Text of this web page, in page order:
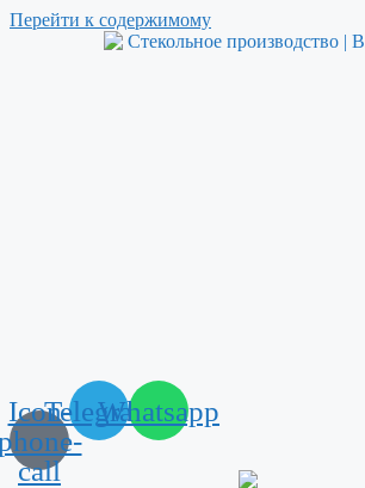
Перейти к содержимому
Icon-
call
TelegramWhatsapp